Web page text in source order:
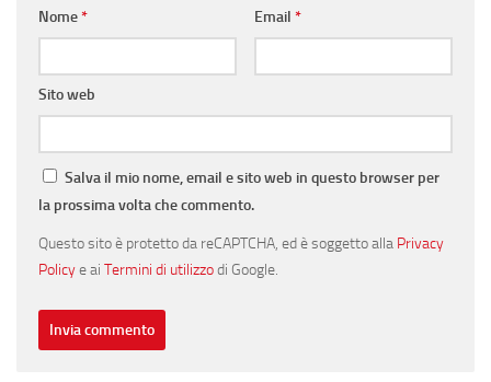
Nome* Email *
Sito web
Salva il mio nome, email e sito web in questo browser per
la prossima volta che commento.
Questo sito è protetto da reCAPTCHA, ed è soggetto alla Privacy
Policye ai Termini di utilizzodi Google.